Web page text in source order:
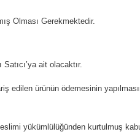
Olması Gerekmektedir.
ait olacaktır.
edilen ürünün ödemesinin
yükümlülüğünden kurtulmuş